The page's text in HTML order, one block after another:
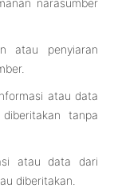
narasumber
atau penyiaran
atau data
tanpa
atau data dari
diberitakan.